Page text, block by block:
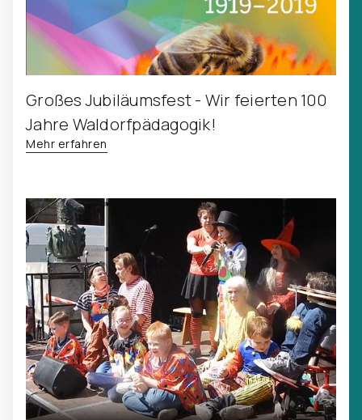
Großes Jubiläumsfest - Wir feierten 100
Jahre Waldorfpädagogik!
Mehr erfahren